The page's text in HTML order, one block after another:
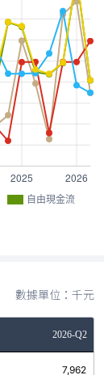
自由現金流
數據單位：千元
2026-Q2
7,962